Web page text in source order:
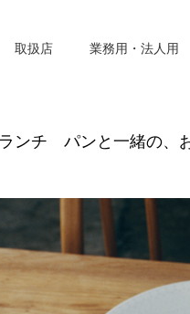
取扱店 業務用・法人用
ンチ パンと一緒の、